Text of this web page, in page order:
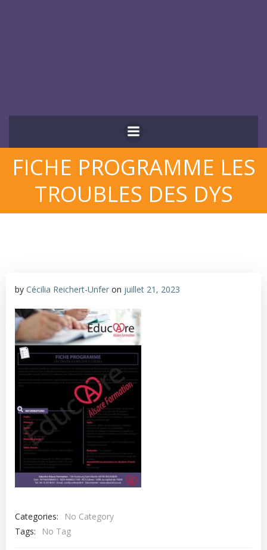
FICHE PROGRAMME LES
TROUBLES DES DYS
by Cécilia Reichert-Unfer on juillet 21, 2023
Categories:
No Category
Tags:
No Tag